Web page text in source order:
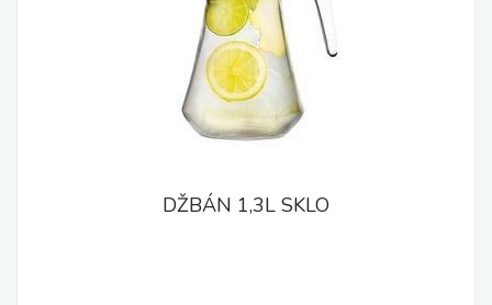
DŽBÁN 1,3L SKLO